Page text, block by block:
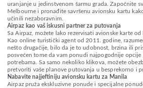
uranjanje u jedinstvenom šarmu grada. Započnite
Melbourne i pronađite savršenu avionsku kartu
učinili nezaboravnim.
Airpaz kao vaš iskusni partner za putovanja
Sa Airpaz, možete lako rezervisati avionske karte
Kao online turistički agent od 2011. godine,
nešto drugačije, bilo da je to udobnost, brzina ili
posvećen tome da vam ponudi najpogodnije opcije
potrebama. Sa samo nekoliko klikova, možete
pretvoriti vaše planove putovanja u besprekorno i
Nabavite najjeftiniju avionsku kartu za Manila
Airpaz pruža ekskluzivne ponude i specijalne